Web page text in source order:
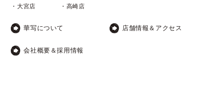
・大宮店 ・高崎店
華写について 店舗情報＆アクセス
会社概要＆採用情報